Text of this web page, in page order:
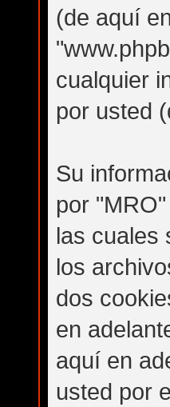
(de aquí
cualquier
por usted
Su
por
las cuales
los
dos
en
aquí en
usted por